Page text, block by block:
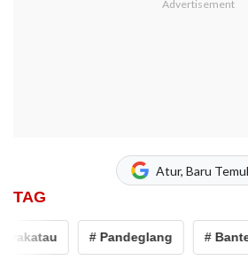
Atur, Baru
TAG
# Pandeglang # Banten